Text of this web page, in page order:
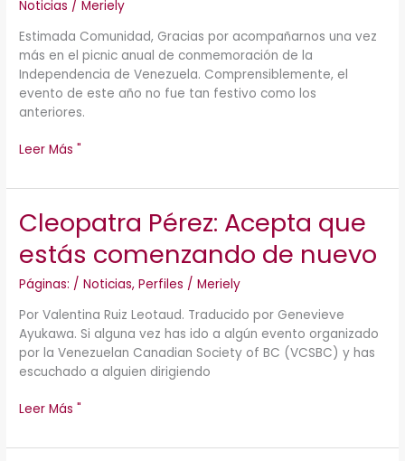
Noticias /Meriely
Estimada Comunidad, Gracias por acompañarnos una vez
más en el picnic anual de conmemoración de la
Independencia de Venezuela. Comprensiblemente, el
evento de este año no fue tan festivo como los
anteriores.
VCSBC
Leer Más "
Cleopatra Pérez: Acepta que
estás comenzando de nuevo
Páginas: /Noticias,Perfiles /Meriely
Por Valentina Ruiz Leotaud. Traducido por Genevieve
Ayukawa. Si alguna vez has ido a algún evento organizado
por la Venezuelan Canadian Society of BC (VCSBC) y has
escuchado a alguien dirigiendo
Cleopatra
Pérez:
Acepta
estás
comenzando
de
nuevo
Leer Más "